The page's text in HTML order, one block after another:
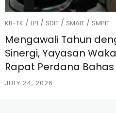
KB-TK / LPI / SDIT / SMAIT / SMPIT
Mengawali Tahun
Sinergi, Yayasan
Rapat Perdana
JULY 24, 2026